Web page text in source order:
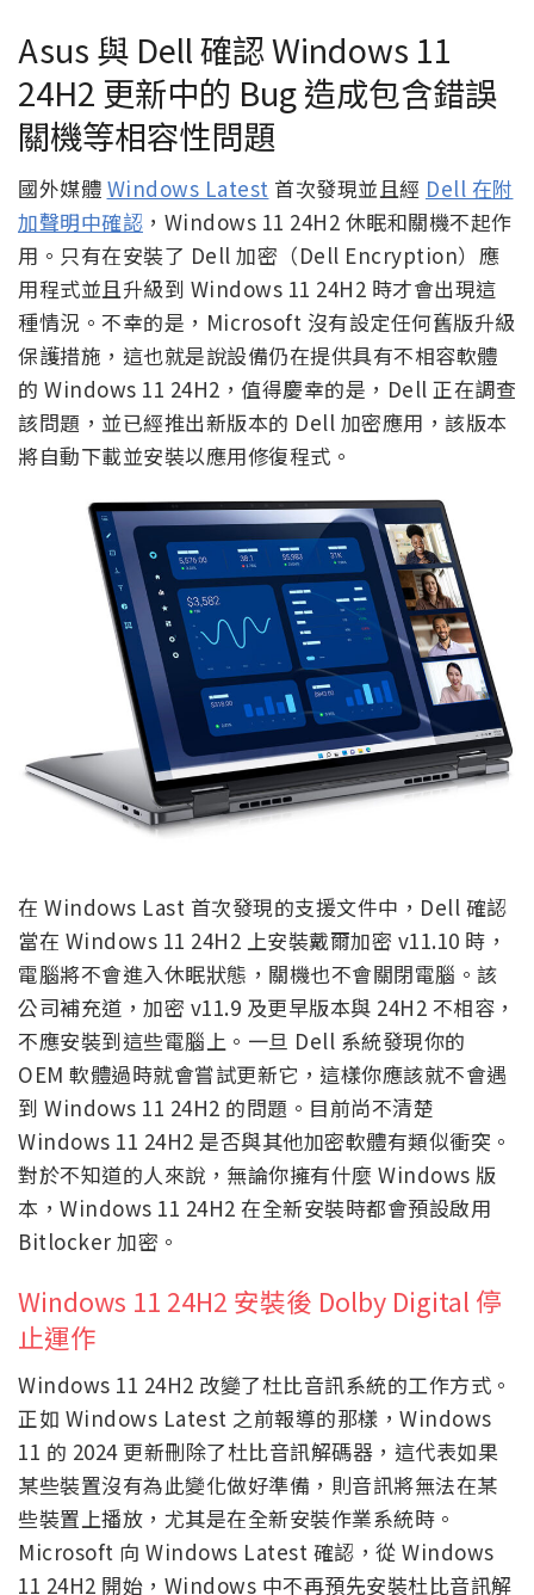
Asus 與 Dell 確認 Windows 11
24H2 更新中的 Bug 造成包含錯誤
關機等相容性問題
國外媒體 Windows Latest 首次發現並且經 Dell 在附
加聲明中確認 ，Windows 11 24H2 休眠和關機不起作
用。只有在安裝了 Dell 加密（Dell Encryption）應
用程式並且升級到 Windows 11 24H2 時才會出現這
種情況。不幸的是，Microsoft 沒有設定任何舊版升級
保護措施，這也就是說設備仍在提供具有不相容軟體
的 Windows 11 24H2，值得慶幸的是，Dell 正在調查
該問題，並已經推出新版本的 Dell 加密應用，該版本
將自動下載並安裝以應用修復程式。
在 Windows Last 首次發現的支援文件中，Dell 確認
當在 Windows 11 24H2 上安裝戴爾加密 v11.10 時，
電腦將不會進入休眠狀態，關機也不會關閉電腦。該
公司補充道，加密 v11.9 及更早版本與 24H2 不相容，
不應安裝到這些電腦上。一旦 Dell 系統發現你的
OEM 軟體過時就會嘗試更新它，這樣你應該就不會遇
到 Windows 11 24H2 的問題。目前尚不清楚
Windows 11 24H2 是否與其他加密軟體有類似衝突。
對於不知道的人來說，無論你擁有什麼 Windows 版
本，Windows 11 24H2 在全新安裝時都會預設啟用
Bitlocker 加密。
Windows 11 24H2 安裝後 Dolby Digital 停
止運作
Windows 11 24H2 改變了杜比音訊系統的工作方式。
正如 Windows Latest 之前報導的那樣，Windows
11 的 2024 更新刪除了杜比音訊解碼器，這代表如果
某些裝置沒有為此變化做好準備，則音訊將無法在某
些裝置上播放，尤其是在全新安裝作業系統時。
Microsoft 向 Windows Latest 確認，從 Windows
11 24H2 開始，Windows 中不再預先安裝杜比音訊解